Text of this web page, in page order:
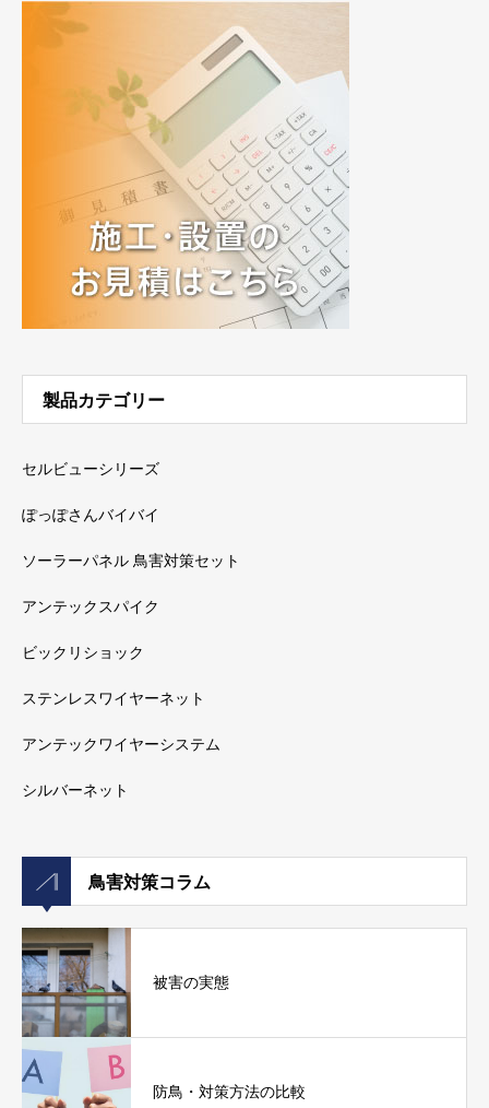
製品カテゴリー
セルビューシリーズ
ぽっぽさんバイバイ
ソーラーパネル 鳥害対策セット
アンテックスパイク
ビックリショック
ステンレスワイヤーネット
アンテックワイヤーシステム
シルバーネット
鳥害対策コラム
被害の実態
防鳥・対策方法の比較